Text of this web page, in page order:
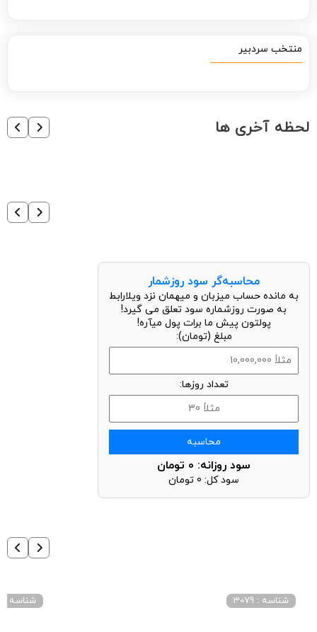
منتخب سردبیر
لحظه آخری ها
محاسبه‌گر سود روزشمار
به مانده حساب میزبان و میهمان نزد ویلارابط
به صورت روزشماره سود تعلق می گیرد!
پولتون پیش ما برات پول میآره!
مبلغ (تومان):
تعداد روزها:
محاسبه
سود روزانه: 0 تومان
سود کل: 0 تومان
شناسه : 3079 شناسه : 4015